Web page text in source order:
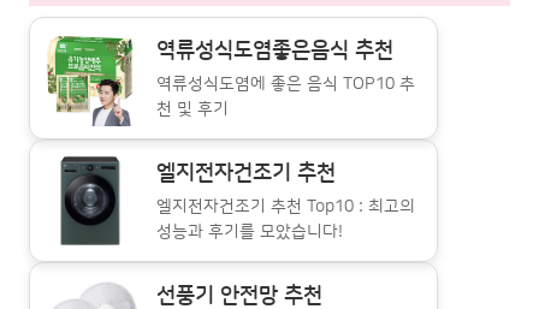
역류성식도염좋은음식 추천
역류성식도염에 좋은 음식 TOP10 추
천 및 후기
엘지전자건조기 추천
엘지전자건조기 추천 Top10 : 최고의
성능과 후기를 모았습니다!
선풍기 안전망 추천